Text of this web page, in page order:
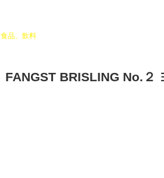
食品、飲料
FANGST BRISLING No.２